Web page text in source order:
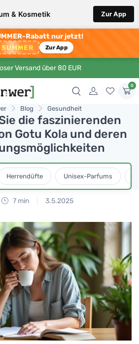
& Kosmetik Zur App
Rabatt nur jetzt!
SUMMER Zur App
Versand über 80 EUR
0
Blog Gesundheit
die faszinierenden
Gotu Kola und deren
Herrendüfte Unisex-Parfums
7 min 3.5.2025